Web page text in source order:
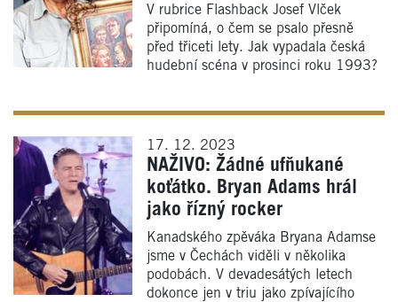
V rubrice Flashback Josef Vlček
připomíná, o čem se psalo přesně
před třiceti lety. Jak vypadala česká
hudební scéna v prosinci roku 1993?
17. 12. 2023
NAŽIVO: Žádné ufňukané
koťátko. Bryan Adams hrál
jako řízný rocker
Kanadského zpěváka Bryana Adamse
jsme v Čechách viděli v několika
podobách. V devadesátých letech
dokonce jen v triu jako zpívajícího